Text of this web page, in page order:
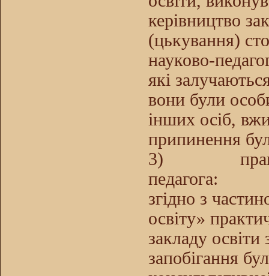
керівництво
(цькування)
науково-
які
вони були
інших осіб,
припинення
3)
педагога:
згідно з
освіту»
закладу
запобігання